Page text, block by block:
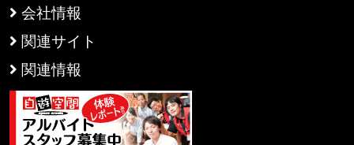
会社情報
関連サイト
関連情報